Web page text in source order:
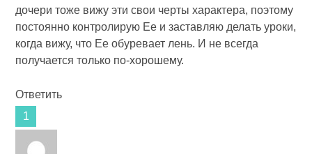
дочери тоже вижу эти свои черты характера, поэтому
постоянно контролирую Ее и заставляю делать уроки,
когда вижу, что Ее обуревает лень. И не всегда
получается только по-хорошему.
Ответить